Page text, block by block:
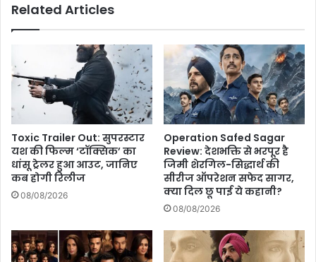
जानें
पल
का
अपडेट...
Related Articles
Toxic Trailer Out: सुपरस्टार
यश की फिल्म ‘टॉक्सिक’ का
धांसू ट्रेलर हुआ आउट, जानिए
कब होगी रिलीज
08/08/2026
Operation Safed Sagar
Review: देशभक्ति से भरपूर है
जिमी शेरगिल-सिद्धार्थ की
सीरीज ऑपरेशन सफेद सागर,
क्या दिल छू पाई ये कहानी?
08/08/2026